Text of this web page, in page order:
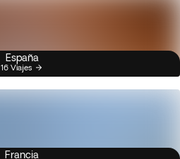
España
16 Viajes
Francia